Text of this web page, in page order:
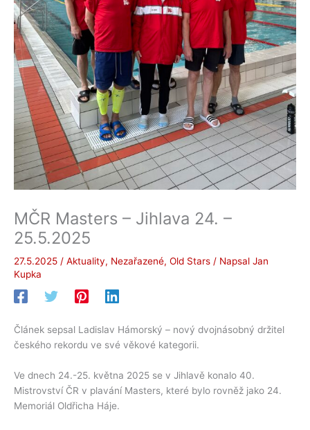
MČR Masters – Jihlava 24. –
25.5.2025
27.5.2025 / Aktuality, Nezařazené, Old Stars / Napsal Jan
Kupka
Článek sepsal Ladislav Hámorský – nový dvojnásobný držitel
českého rekordu ve své věkové kategorii.
Ve dnech 24.-25. května 2025 se v Jihlavě konalo 40.
Mistrovství ČR v plavání Masters, které bylo rovněž jako 24.
Memoriál Oldřicha Háje.